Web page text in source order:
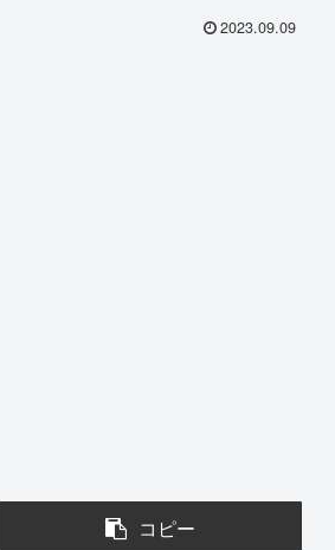
2023.09.09
コピー